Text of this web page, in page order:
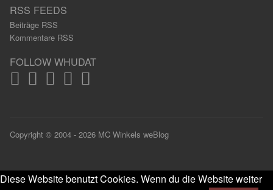
RSS FEEDS
Beiträge RSS
Kommentare RSS
FOLLOW WHUDAT
Copyright © 2004 - 2026 MC Winkels weBlog
Diese Website benutzt Cookies. Wenn du die Website weiter